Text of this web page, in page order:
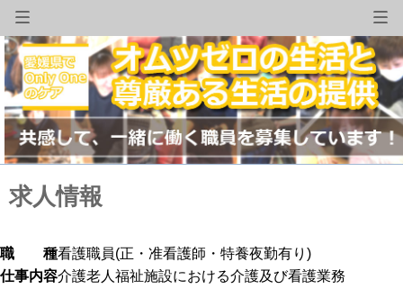
求人情報
職 種看護職員(正・准看護師・特養夜勤有り)
仕事内容介護老人福祉施設における介護及び看護業務